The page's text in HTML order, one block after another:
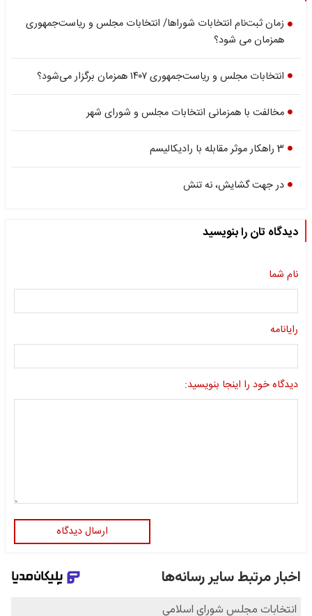
زمان ثبت‌نام انتخابات شوراها/ انتخابات مجلس و ریاست‌جمهوری
همزمان می شود؟
انتخابات‌ مجلس و ریاست‌جمهوری ۱۴۰۷ همزمان برگزار می‌شود؟
مخالفت با همزمانی انتخابات مجلس و شورای شهر
3 راهکار موثر مقابله با رادیکالیسم
در جهت گشایش، نه تنش
دیدگاه تان را بنویسید
نام شما
رایانامه
دیدگاه خود را اینجا بنویسید:
ارسال دیدگاه